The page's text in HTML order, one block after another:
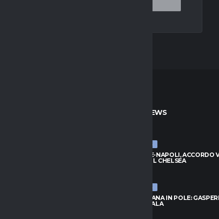
ULTIME NEWS
ULTIME NEWS
BADIASHILE-NAPOLI, ACCORDO
TRATTA COL CHELSEA
ULTIME NEWS
ROMA, FOFANA IN POLE:
ASPETTA L’ALA